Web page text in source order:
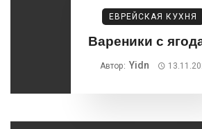
ЕВРЕЙСКАЯ КУХНЯ
Вареники с
Автор: Yidn